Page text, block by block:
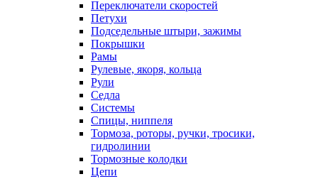
Переключатели скоростей
Петухи
Подседельные штыри, зажимы
Покрышки
Рамы
Рулевые, якоря, кольца
Рули
Седла
Системы
Спицы, ниппеля
Тормоза, роторы, ручки, тросики,
гидролинии
Тормозные колодки
Цепи